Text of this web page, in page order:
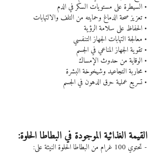
• السيطرة على مستويات السكر في الدم
• تعزيز صحة الدماغ وحمايته من التلف والالتهابات
• الحفاظ على سلامة الرؤية
• معالجة التهابات الجهاز التنفسي
• تقوية الجهاز المناعي في الجسم
• الوقاية من حدوث الإمساك
• محاربة التجاعيد وشيخوخة البشرة
• تسريع عملية حرق الدهون في الجسم
القيمة الغذائية الموجودة في البطاطا الحلوة:
- تحتوي 100 غرام من البطاطا الحلوة النيئة على: